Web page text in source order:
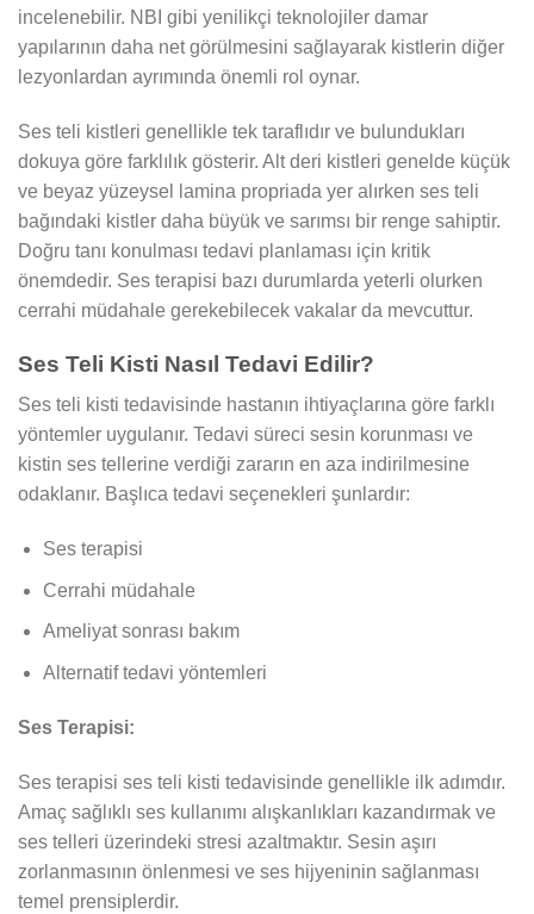
incelenebilir. NBI gibi yenilikçi teknolojiler damar
yapılarının daha net görülmesini sağlayarak kistlerin diğer
lezyonlardan ayrımında önemli rol oynar.
Ses teli kistleri genellikle tek taraflıdır ve bulundukları
dokuya göre farklılık gösterir. Alt deri kistleri genelde küçük
ve beyaz yüzeysel lamina propriada yer alırken ses teli
bağındaki kistler daha büyük ve sarımsı bir renge sahiptir.
Doğru tanı konulması tedavi planlaması için kritik
önemdedir. Ses terapisi bazı durumlarda yeterli olurken
cerrahi müdahale gerekebilecek vakalar da mevcuttur.
Ses Teli Kisti Nasıl Tedavi Edilir?
Ses teli kisti tedavisinde hastanın ihtiyaçlarına göre farklı
yöntemler uygulanır. Tedavi süreci sesin korunması ve
kistin ses tellerine verdiği zararın en aza indirilmesine
odaklanır. Başlıca tedavi seçenekleri şunlardır:
Ses terapisi
Cerrahi müdahale
Ameliyat sonrası bakım
Alternatif tedavi yöntemleri
Ses Terapisi:
Ses terapisi ses teli kisti tedavisinde genellikle ilk adımdır.
Amaç sağlıklı ses kullanımı alışkanlıkları kazandırmak ve
ses telleri üzerindeki stresi azaltmaktır. Sesin aşırı
zorlanmasının önlenmesi ve ses hijyeninin sağlanması
temel prensiplerdir.